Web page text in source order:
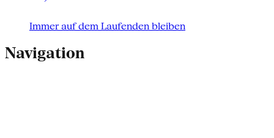
Immer auf dem Laufenden bleiben
Navigation